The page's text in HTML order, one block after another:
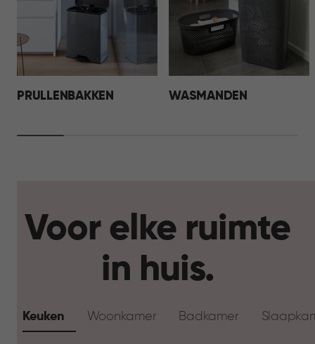
PRULLENBAKKEN WASMANDEN
Voor elke ruimte
in huis.
Keuken Woonkamer Badkamer